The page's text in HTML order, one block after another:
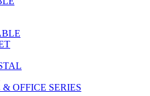
OFFICE SERIES